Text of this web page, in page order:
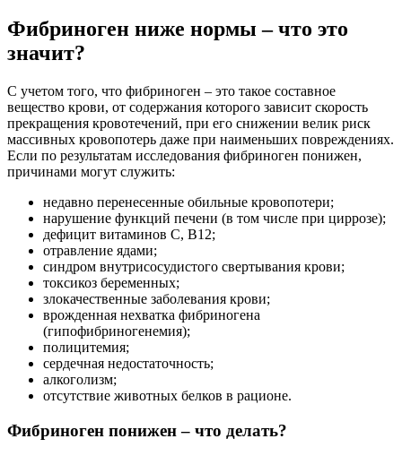
Фибриноген ниже нормы – что это
значит?
С учетом того, что фибриноген – это такое составное
вещество крови, от содержания которого зависит скорость
прекращения кровотечений, при его снижении велик риск
массивных кровопотерь даже при наименьших повреждениях.
Если по результатам исследования фибриноген понижен,
причинами могут служить:
недавно перенесенные обильные кровопотери;
нарушение функций печени (в том числе при циррозе);
дефицит витаминов С, В12;
отравление ядами;
синдром внутрисосудистого свертывания крови;
токсикоз беременных;
злокачественные заболевания крови;
врожденная нехватка фибриногена
(гипофибриногенемия);
полицитемия;
сердечная недостаточность;
алкоголизм;
отсутствие животных белков в рационе.
Фибриноген понижен – что делать?